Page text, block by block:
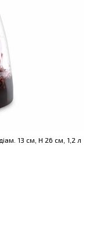
13 см, Н 26 см, 1,2 л